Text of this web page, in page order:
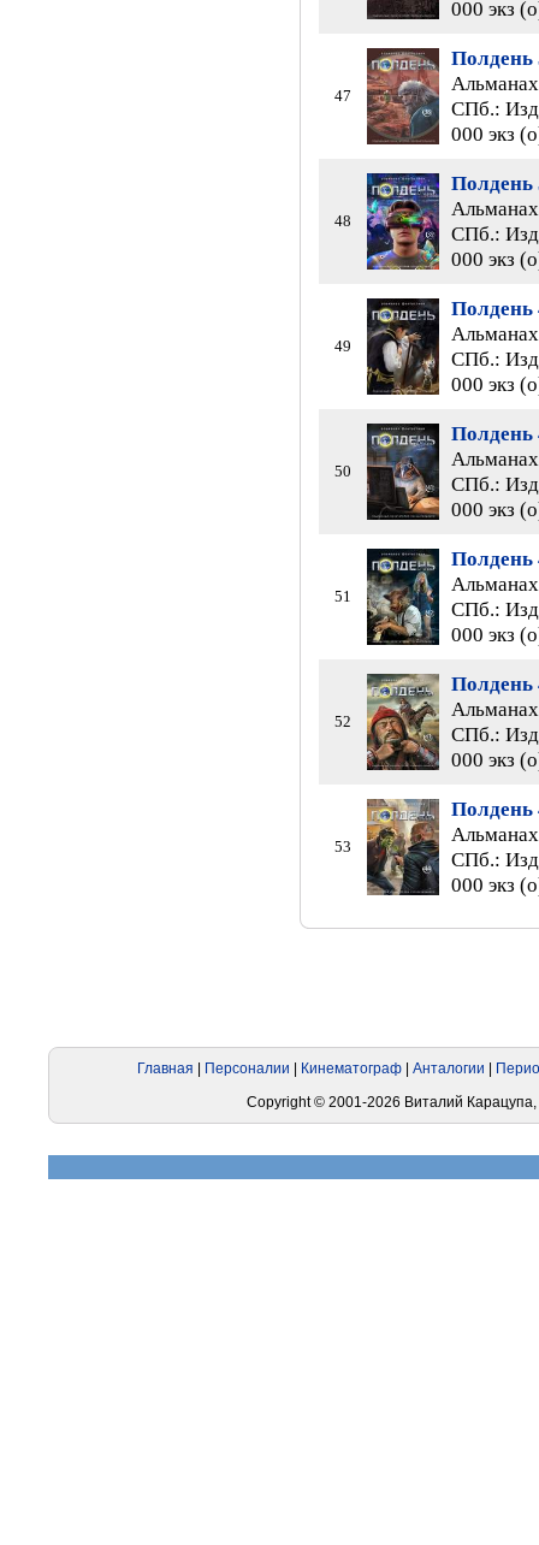
000 экз
47
Полдень
СПб.:
000 экз
48
Полдень
СПб.:
000 экз
49
Полдень
СПб.:
000 экз
50
Полдень
СПб.:
000 экз
51
Полдень
СПб.:
000 экз
52
Полдень
СПб.:
000 экз
53
Полдень
СПб.:
000 экз